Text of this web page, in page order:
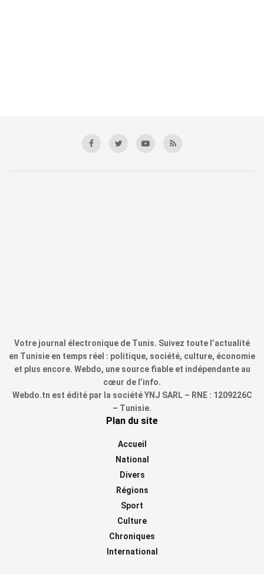
Votre journal électronique de Tunis. Suivez toute l’actualité
en Tunisie en temps réel : politique, société, culture, économie
et plus encore. Webdo, une source fiable et indépendante au
cœur de l’info.
Webdo.tn est édité par la société YNJ SARL – RNE : 1209226C
– Tunisie.
Plan du site
Accueil
National
Divers
Régions
Sport
Culture
Chroniques
International